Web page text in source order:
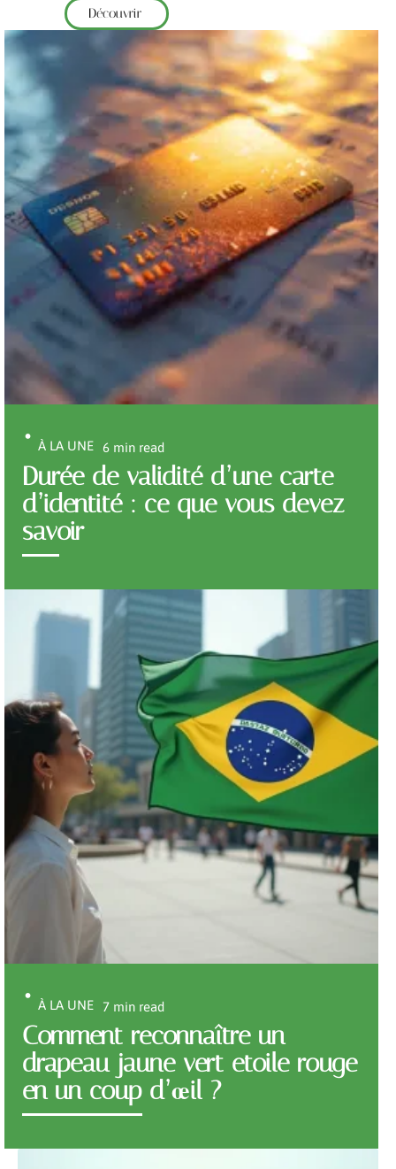
Découvrir
À LA UNE 6 min read
Durée de validité d’une carte
d’identité : ce que vous devez
savoir
À LA UNE 7 min read
Comment reconnaître un
drapeau jaune vert etoile rouge
en un coup d’œil ?